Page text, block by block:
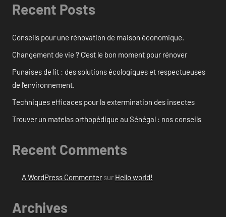
Recent Posts
Conseils pour une rénovation de maison économique.
Changement de vie ? C’est le bon moment pour rénover
Punaises de lit : des solutions écologiques et respectueuses
de l’environnement.
Techniques efficaces pour la extermination des insectes
Trouver un matelas orthopédique au Sénégal : nos conseils
Recent Comments
A WordPress Commentersur Hello world!
Archives